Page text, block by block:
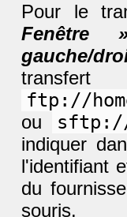
Pour le
Fenêtre
gauche/
ftp://
ou
indiquer
l'identifiant
du
souris.